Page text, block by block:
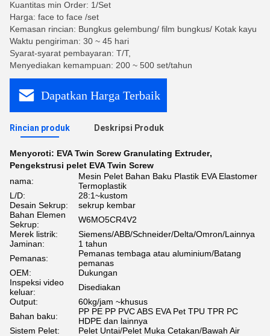
Kuantitas min Order: 1/Set
Harga: face to face /set
Kemasan rincian: Bungkus gelembung/ film bungkus/ Kotak kayu
Waktu pengiriman: 30 ~ 45 hari
Syarat-syarat pembayaran: T/T,
Menyediakan kemampuan: 200 ~ 500 set/tahun
Dapatkan Harga Terbaik
Rincian produk Deskripsi Produk
Menyoroti: EVA Twin Screw Granulating Extruder,
Pengekstrusi pelet EVA Twin Screw
nama:
Mesin Pelet Bahan Baku Plastik EVA Elastomer
Termoplastik
L/D:
28:1~kustom
Desain Sekrup:
sekrup kembar
Bahan Elemen
Sekrup:
W6MO5CR4V2
Merek listrik:
Siemens/ABB/Schneider/Delta/Omron/Lainnya
Jaminan:
1 tahun
Pemanas:
Pemanas tembaga atau aluminium/Batang
pemanas
OEM:
Dukungan
Inspeksi video
keluar:
Disediakan
Output:
60kg/jam ~khusus
Bahan baku:
PP PE PP PVC ABS EVA Pet TPU TPR PC
HDPE dan lainnya
Sistem Pelet:
Pelet Untai/Pelet Muka Cetakan/Bawah Air